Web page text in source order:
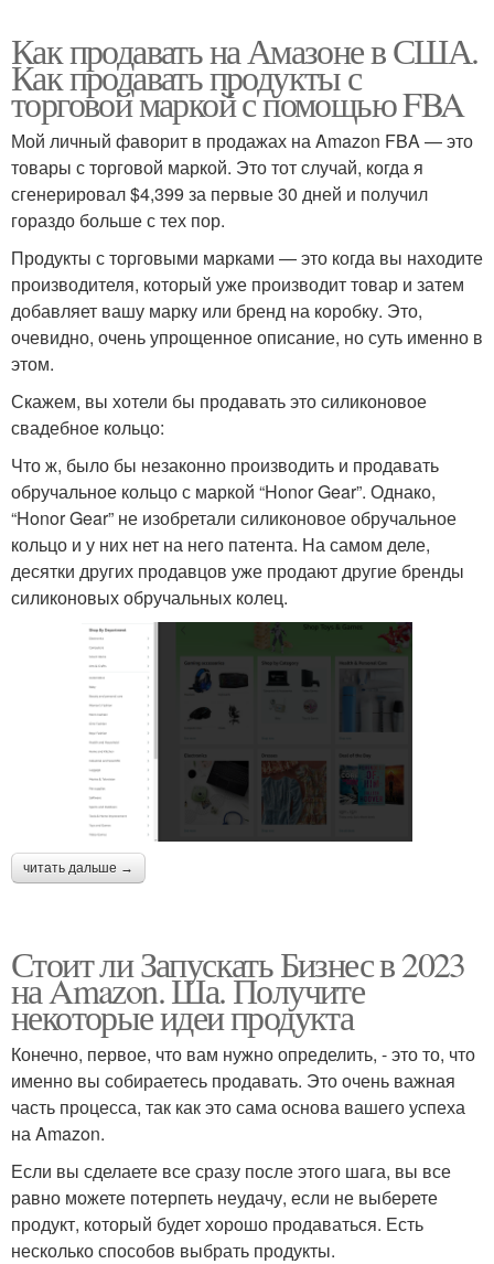
Как продавать на Амазоне в США.
Как продавать продукты с
торговой маркой с помощью FBA
Мой личный фаворит в продажах на Amazon FBA — это
товары с торговой маркой. Это тот случай, когда я
сгенерировал $4,399 за первые 30 дней и получил
гораздо больше с тех пор.
Продукты с торговыми марками — это когда вы находите
производителя, который уже производит товар и затем
добавляет вашу марку или бренд на коробку. Это,
очевидно, очень упрощенное описание, но суть именно в
этом.
Скажем, вы хотели бы продавать это силиконовое
свадебное кольцо:
Что ж, было бы незаконно производить и продавать
обручальное кольцо с маркой “Honor Gear”. Однако,
“Honor Gear” не изобретали силиконовое обручальное
кольцо и у них нет на него патента. На самом деле,
десятки других продавцов уже продают другие бренды
силиконовых обручальных колец.
читать дальше →
Стоит ли Запускать Бизнес в 2023
на Amazon. Ша. Получите
некоторые идеи продукта
Конечно, первое, что вам нужно определить, - это то, что
именно вы собираетесь продавать. Это очень важная
часть процесса, так как это сама основа вашего успеха
на Amazon.
Если вы сделаете все сразу после этого шага, вы все
равно можете потерпеть неудачу, если не выберете
продукт, который будет хорошо продаваться. Есть
несколько способов выбрать продукты.